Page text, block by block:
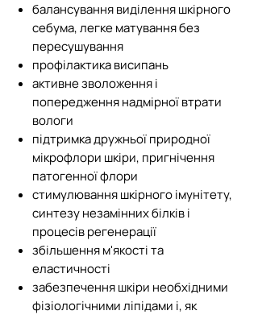
балансування виділення шкірного
себума, легке матування без
пересушування
профілактика висипань
активне зволоження і
попередження надмірної втрати
вологи
підтримка дружньої природної
мікрофлори шкіри, пригнічення
патогенної флори
стимулювання шкірного імунітету,
синтезу незамінних білків і
процесів регенерації
збільшення м'якості та
еластичності
забезпечення шкіри необхідними
фізіологічними ліпідами і, як